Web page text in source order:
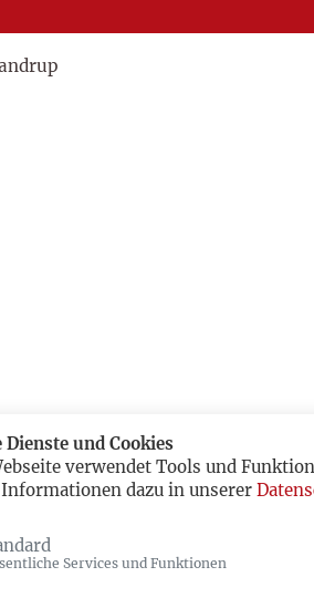
Dienste und Cookies
verwendet Tools und
dazu in unserer
Services und Funktionen